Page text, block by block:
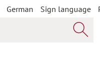
German Sign language